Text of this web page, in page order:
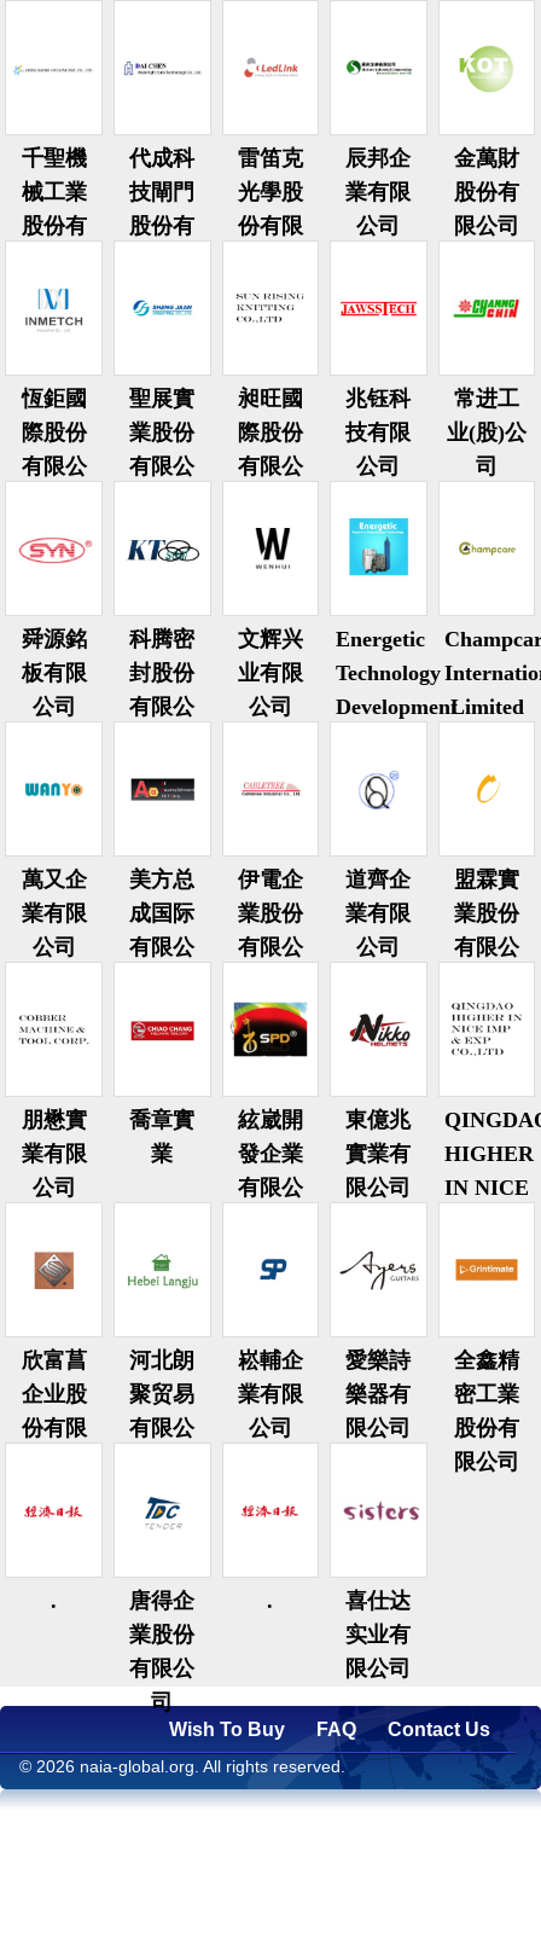
公司
千聖機
械工業
股份有
代成科
技閘門
股份有
雷笛克
光學股
份有限
辰邦企
業有限
公司
金萬財
股份有
限公司
恆鉅國
際股份
有限公
聖展實
業股份
有限公
昶旺國
際股份
有限公
兆钰科
技有限
公司
常进工
业(股)公
司
舜源銘
板有限
公司
科腾密
封股份
有限公
文辉兴
业有限
公司
Energetic
Technology
DevelopmentLimited
萬又企
業有限
公司
美方总
成国际
有限公
伊電企
業股份
有限公
道齊企
業有限
公司
盟霖實
業股份
有限公
朋懋實
業有限
公司
喬章實
業
絃崴開
發企業
有限公
東億兆
實業有
限公司
HIGHER
IN NICE
EXP
欣富菖
企业股
份有限
河北朗
聚贸易
有限公
崧輔企
業有限
公司
愛樂詩
樂器有
限公司
全鑫精
密工業
股份有
限公司
.
唐得企
業股份
有限公
司
.
喜仕达
实业有
限公司
Wish To Buy FAQ Contact Us
© 2026 naia-global.org. All rights reserved.